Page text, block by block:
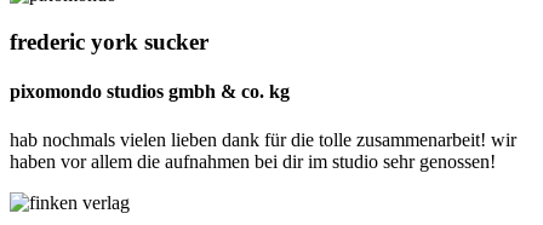
frederic york sucker
pixomondo studios gmbh & co. kg
hab nochmals vielen lieben dank für die tolle zusammenarbeit! wir
haben vor allem die aufnahmen bei dir im studio sehr genossen!